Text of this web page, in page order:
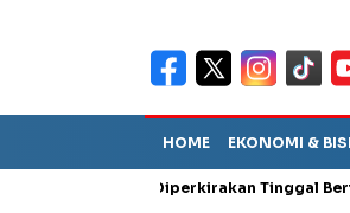
HOME EKONOMI &
Sebut TPA Diperkirakan Tinggal Bertahan